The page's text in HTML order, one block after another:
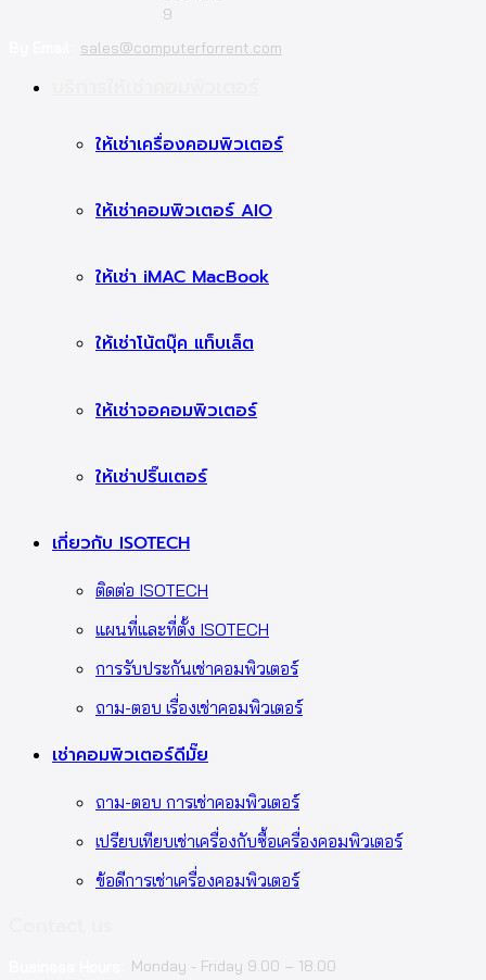
9
sales@computerforrent.com
ให้เช่าเครื่องคอมพิวเตอร์
ให้เช่าคอมพิวเตอร์ AIO
ให้เช่า iMAC MacBook
ให้เช่าโน้ตบุ๊ค แท็บเล็ต
ให้เช่าจอคอมพิวเตอร์
ให้เช่าปริ๊นเตอร์
เกี่ยวกับ ISOTECH
ติดต่อ ISOTECH
แผนที่และที่ตั้ง ISOTECH
การรับประกันเช่าคอมพิวเตอร์
ถาม-ตอบ เรื่องเช่าคอมพิวเตอร์
เช่าคอมพิวเตอร์ดีมั๊ย
ถาม-ตอบ การเช่าคอมพิวเตอร์
เปรียบเทียบเช่าเครื่องกับซื้อเครื่องคอมพิวเตอร์
ข้อดีการเช่าเครื่องคอมพิวเตอร์
Monday - Friday 9.00 – 18.00